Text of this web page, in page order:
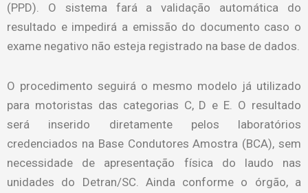
(PPD). O sistema fará a validação automática do
resultado e impedirá a emissão do documento caso o
exame negativo não esteja registrado na base de dados.
O procedimento seguirá o mesmo modelo já utilizado
para motoristas das categorias C, D e E. O resultado
será inserido diretamente pelos laboratórios
credenciados na Base Condutores Amostra (BCA), sem
necessidade de apresentação física do laudo nas
unidades do Detran/SC. Ainda conforme o órgão, a